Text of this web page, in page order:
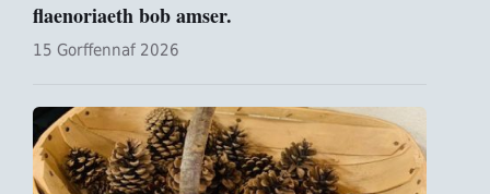
flaenoriaeth bob amser.
15 Gorffennaf 2026